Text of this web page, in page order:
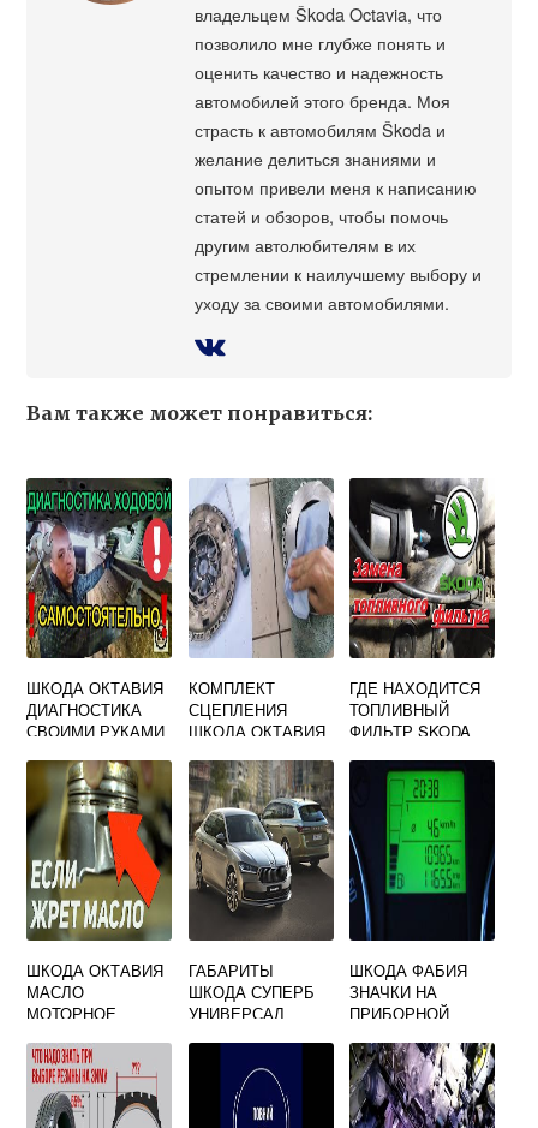
владельцем Škoda Octavia, что
позволило мне глубже понять и
оценить качество и надежность
автомобилей этого бренда. Моя
страсть к автомобилям Škoda и
желание делиться знаниями и
опытом привели меня к написанию
статей и обзоров, чтобы помочь
другим автолюбителям в их
стремлении к наилучшему выбору и
уходу за своими автомобилями.
Вам также может понравиться:
ШКОДА ОКТАВИЯ
ДИАГНОСТИКА
СВОИМИ РУКАМИ
КОМПЛЕКТ
СЦЕПЛЕНИЯ
ШКОДА ОКТАВИЯ
ГДЕ НАХОДИТСЯ
ТОПЛИВНЫЙ
ФИЛЬТР SKODA
ШКОДА ОКТАВИЯ
МАСЛО
МОТОРНОЕ
ГАБАРИТЫ
ШКОДА СУПЕРБ
УНИВЕРСАЛ
ШКОДА ФАБИЯ
ЗНАЧКИ НА
ПРИБОРНОЙ